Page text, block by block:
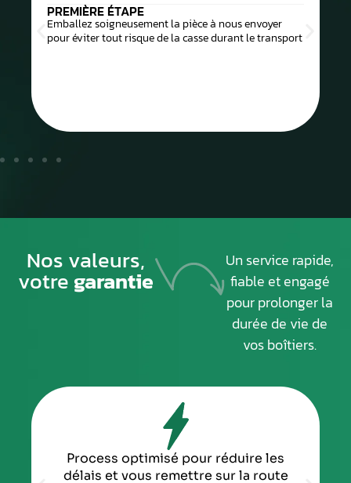
PREMIÈRE ÉTAPE
Emballez soigneusement la pièce à nous envoyer
pour éviter tout risque de la casse durant le transport
Nos valeurs,
votregarantie
Un service rapide,
fiable et engagé
pour prolonger la
durée de vie de
vos boîtiers.
Process optimisé pour réduire les
délais et vous remettre sur la route